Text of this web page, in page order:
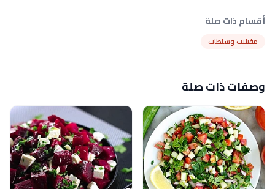
أقسام ذات صلة
مقبلات وسلطات
وصفات ذات صلة